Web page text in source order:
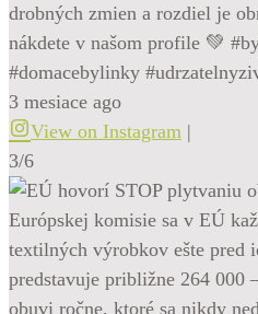
drobných zmien a rozdiel je
nákdete v našom profile 💚
#domacebylinky
3 mesiace ago
View on Instagram |
3/6